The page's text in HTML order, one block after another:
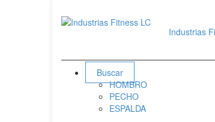
Industrias
Buscar
HOMBRO
PECHO
ESPALDA